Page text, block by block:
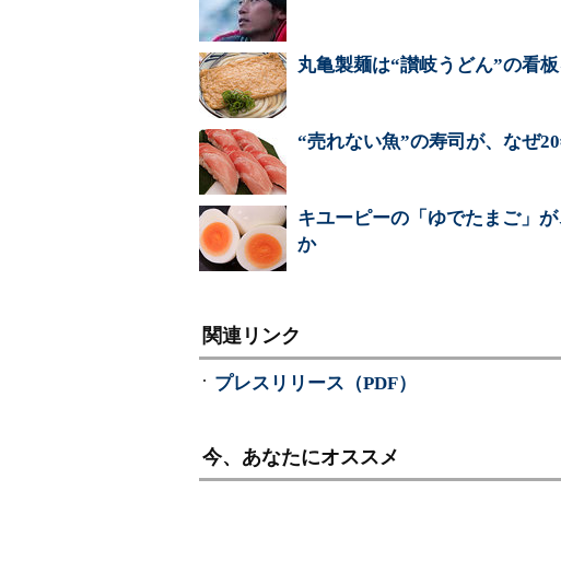
丸亀製麺は“讃岐うどん”の看
“売れない魚”の寿司が、なぜ
キユーピーの「ゆでたまご」
か
関連リンク
プレスリリース（PDF）
今、あなたにオススメ